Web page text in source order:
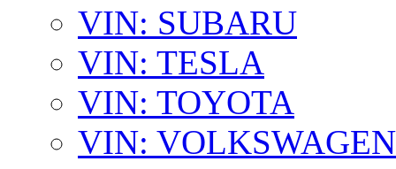
VIN: SUBARU
VIN: TESLA
VIN: TOYOTA
VIN: VOLKSWAGEN